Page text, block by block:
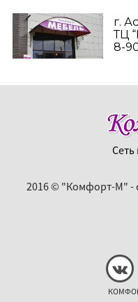
г.
ТЦ
8-
2016 © "Комфорт-М" -